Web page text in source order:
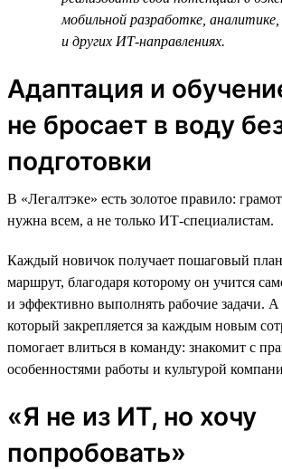
мобильной разработке,
и других ИТ-направлениях.
Адаптация и
не бросает в воду
подготовки
В «Легалтэке» есть золотое правило:
нужна всем, а не только ИТ-специалистам.
Каждый новичок получает пошаговый
маршрут, благодаря которому он учится
и эффективно выполнять рабочие задачи. А
который закрепляется за каждым новым
помогает влиться в команду: знакомит с
особенностями работы и культурой
«Я не из ИТ, но хочу
попробовать»